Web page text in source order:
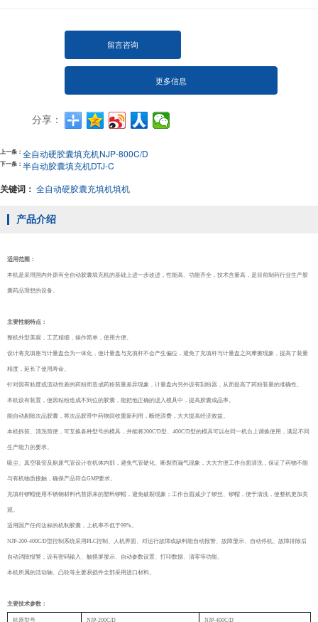
留言咨询
更多信息
分享：
上一条： 全自动硬胶囊填充机NJP-800C/D
下一条： 半自动胶囊填充机DTJ-C
关键词： 全自动硬胶囊充填机填机
产品介绍
适用范围：
本机是采用国内外原有全自动胶囊填充机的基础上进一步改进，性能高、功能齐全，技术含量高，是目前制药行业生产胶
囊药品理想的设备。
主要性能特点：
整机外型美观，工艺精细，操作简单，使用方便。
设计将充填座与计量盘合为一体化，使计量盘与充填杆不会产生偏位，避免了充填杆与计量盘之间摩擦现象，提高了装量
精度，延长了使用寿命。
针对因有粘度或流动性差的药粉而造成药粉装量差异现象，计量盘内另外设有刮粉器，从而提高了药粉装量的准确性。
本机设有装置，使因粘粉造成不到位的胶囊，能把他正确的进入模具中，提高胶囊成品率。
能自动剔除次品胶囊，将次品胶带中药物回收重新利用，断绝浪费，大大提高经济效益。
本机拆装、清洗简便，可互换各种型号的模具，并能将200C/D型、400C/D型的模具可以在同一机台上调换使用，满足不同
生产能力的要求。
吸尘、真空吸管及剔废气管设计在机体内部，避免气管硬化、断裂而漏气现象，大大方便工作台面清洗，保证了药物不能
与有机物质接触，确保产品符合GMP要求。
充填杆锣帽使用不锈钢材料代替原来的塑料锣帽，避免破裂现象；工作台面减少了锣丝、锣帽，便于清洗，使整机更加美
观。
适用国产任何达标的机制胶囊，上机率不低于99%。
NJP-200-400C/D型控制系统采用PLC控制、人机界面、对运行故障或缺料能自动报警、故障显示、自动停机、故障排除后
自动消除报警，设有密码输入、触摸屏显示、自动参数设置、打印数据、清零等功能。
本机所属的活动轴、凸轮等主要易损件全部采用进口材料。
主要技术参数：
机器型号 NJP-200C/D NJP-400C/D